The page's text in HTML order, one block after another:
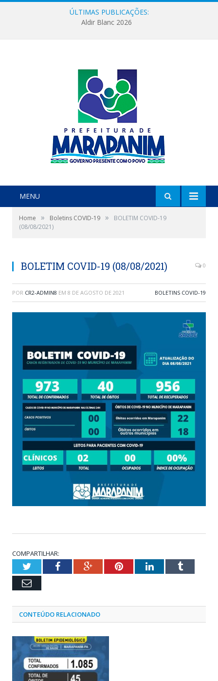
ÚLTIMAS PUBLICAÇÕES:
Aldir Blanc 2026
MENU
Home » Boletins COVID-19 »
BOLETIM COVID-19
(08/08/2021)
BOLETIM COVID-19 (08/08/2021) 0
POR CR2-ADMIN8 EM 8 DE AGOSTO DE 2021 BOLETINS COVID-19
COMPARTILHAR:
TwitterFacebookGoogle+PinterestLinkedInTumblr
Email
CONTEÚDO RELACIONADO